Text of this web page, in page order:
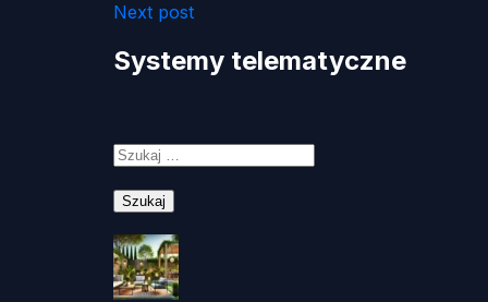
Next post
Systemy telematyczne